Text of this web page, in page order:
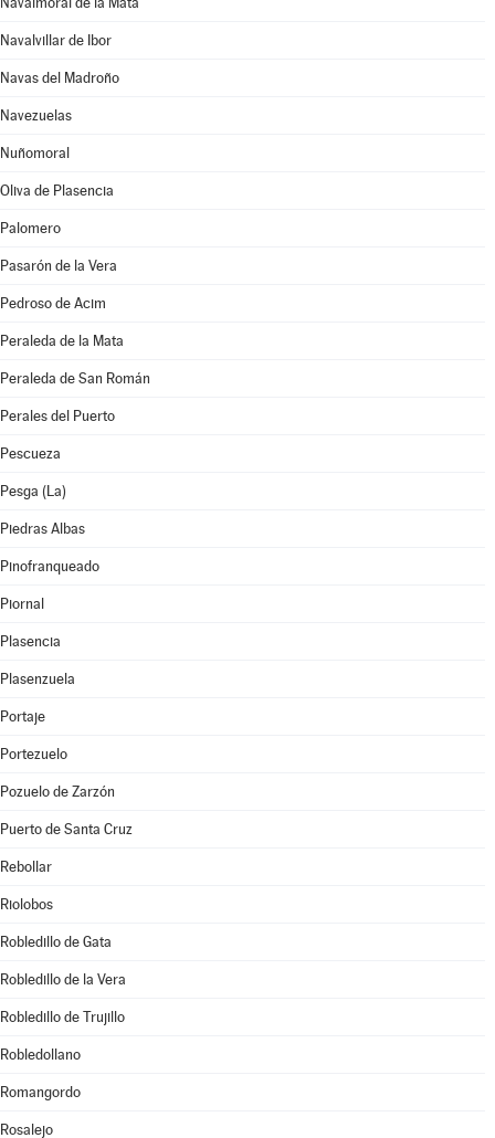
Navalvillar de Ibor
Navas del Madroño
Navezuelas
Nuñomoral
Oliva de Plasencia
Palomero
Pasarón de la Vera
Pedroso de Acim
Peraleda de la Mata
Peraleda de San Román
Perales del Puerto
Pescueza
Pesga (La)
Piedras Albas
Pinofranqueado
Piornal
Plasencia
Plasenzuela
Portaje
Portezuelo
Pozuelo de Zarzón
Puerto de Santa Cruz
Rebollar
Riolobos
Robledillo de Gata
Robledillo de la Vera
Robledillo de Trujillo
Robledollano
Romangordo
Rosalejo